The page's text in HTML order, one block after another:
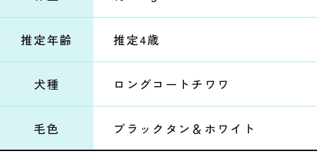
推定年齢 推定4歳
犬種 ロングコートチワワ
毛色 ブラックタン＆ホワイト